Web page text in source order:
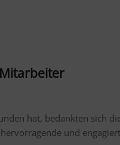
hat, bedankten sich
und